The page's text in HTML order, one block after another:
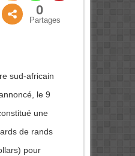
0
Partages
sud-africain
le 9
une
de rands
pour